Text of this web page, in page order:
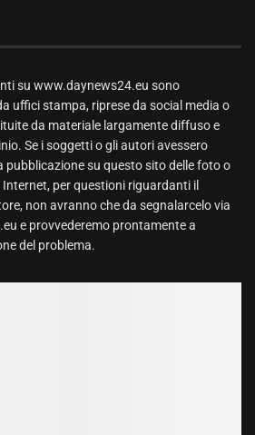
su www.daynews24.eu sono
uffici stampa, riprese da social media o
da materiale largamente diffuso e
Se i soggetti o gli autori avessero
pubblicazione su questo sito delle foto o
per questioni riguardanti il
non avranno che da segnalarcelo via
e provvederemo prontamente a
del problema.